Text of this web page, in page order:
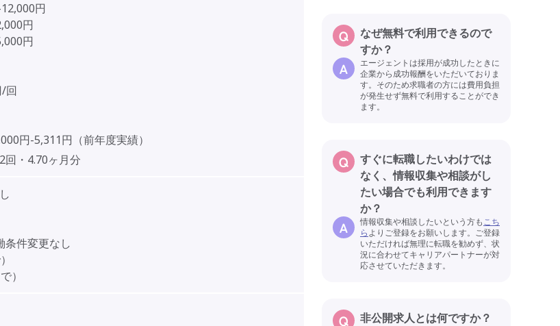
円
円
円
/回
円-5,311円（前年度実績）
回・4.70ヶ月分
件変更なし
）
なぜ無料で利用できるので
すか？
エージェントは採用が成功したときに
企業から成功報酬をいただいておりま
す。そのため求職者の方には費用負担
が発生せず無料で利用することができ
ます。
すぐに転職したいわけでは
なく、情報収集や相談がし
たい場合でも利用できます
か？
情報収集や相談したいという方もこち
らよりご登録をお願いします。ご登録
いただければ無理に転職を勧めず、状
況に合わせてキャリアパートナーが対
応させていただきます。
非公開求人とは何ですか？